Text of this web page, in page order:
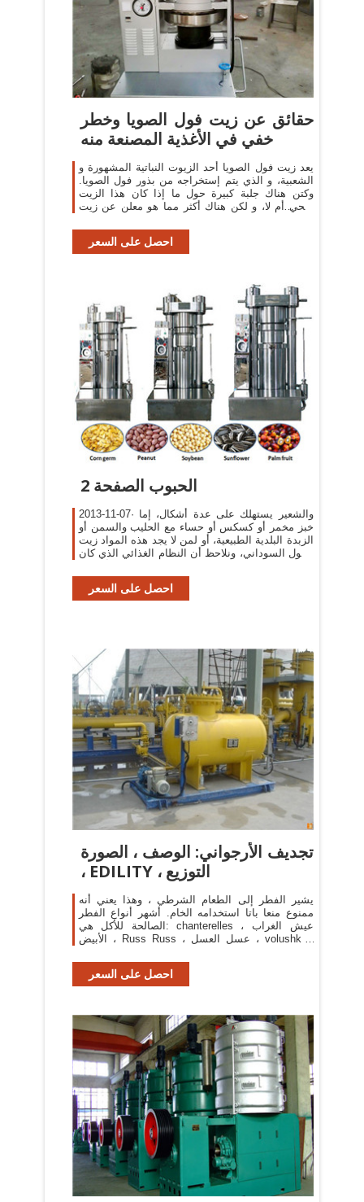
حقائق عن زيت فول الصويا وخطر
خفي في الأغذية المصنعة منه
يعد زيت فول الصويا أحد الزيوت النباتية المشهورة و
الشعبية، و الذي يتم إستخراجه من بذور فول الصويا.
وكتن هناك جلبة كبيرة حول ما إذا كان هذا الزيت
صحي أم لا، و لكن هناك أكثر مما هو معلن عن زيت
احصل على السعر
الحبوب الصفحة 2
2013-11-07· والشعير يستهلك على عدة أشكال، إما
خبز مخمر أو كسكس أو حساء مع الحليب والسمن أو
الزبدة البلدية الطبيعية، أو لمن لا يجد هذه المواد زيت
الفول السوداني، ونلاحظ أن النظام الغذائي الذي كان
احصل على السعر
تجديف الأرجواني: الوصف ، الصورة
، EDILITY ، التوزيع
يشير الفطر إلى الطعام الشرطي ، وهذا يعني أنه
ممنوع منعا باتا استخدامه الخام. أشهر أنواع الفطر
الصالحة للأكل هي: chanterelles ، عيش الغراب
الأبيض ، Russ Russ ، عسل العسل ، volushki ،
و boletus.
احصل على السعر